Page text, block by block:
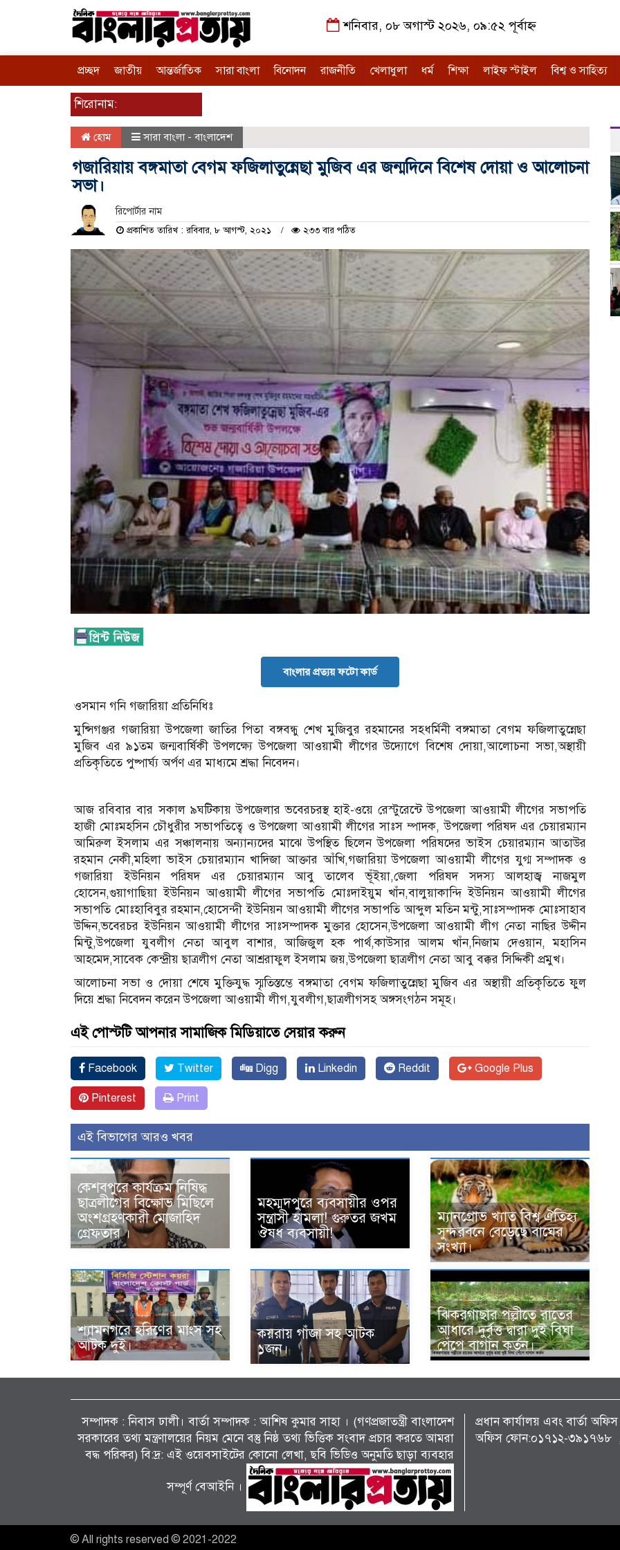
শনিবার, ০৮ অগাস্ট ২০২৬, ০৯:৫২ পূর্বাহ্ন
প্রচ্ছদ জাতীয় আন্তর্জাতিক সারা বাংলা বিনোদন রাজনীতি খেলাধুলা ধর্ম শিক্ষা লাইফ স্টাইল বিশ্ব ও সাহিত্য
শিরোনাম:
হোম সারা বাংলা - বাংলাদেশ
গজারিয়ায় বঙ্গমাতা বেগম ফজিলাতুন্নেছা মুজিব এর জন্মদিনে বিশেষ দোয়া ও আলোচনা
সভা।
রিপোর্টার নাম
প্রকাশিত তারিখ : রবিবার, ৮ আগস্ট, ২০২১ ২৩৩ বার পঠিত
বাংলার প্রত্যয় ফটো কার্ড
ওসমান গনি গজারিয়া প্রতিনিধিঃ
মুন্সিগঞ্জর গজারিয়া উপজেলা জাতির পিতা বঙ্গবন্ধু শেখ মুজিবুর রহমানের সহধর্মিনী বঙ্গমাতা বেগম ফজিলাতুন্নেছা
মুজিব এর ৯১তম জন্মবার্ষিকী উপলক্ষ্যে উপজেলা আওয়ামী লীগের উদ্যোগে বিশেষ দোয়া,আলোচনা সভা,অস্থায়ী
প্রতিকৃতিতে পুষ্পার্ঘ্য অর্পণ এর মাধ্যমে শ্রদ্ধা নিবেদন।
আজ রবিবার বার সকাল ৯ঘটিকায় উপজেলার ভবেরচরস্থ হাই-ওয়ে রেস্টুরেন্টে উপজেলা আওয়ামী লীগের সভাপতি
হাজী মোঃমহসিন চৌধুরীর সভাপতিত্বে ও উপজেলা আওয়ামী লীগের সাঃস ম্পাদক, উপজেলা পরিষদ এর চেয়ারম্যান
আমিরুল ইসলাম এর সঞ্চালনায় অন্যান্যদের মাঝে উপস্থিত ছিলেন উপজেলা পরিষদের ভাইস চেয়ারম্যান আতাউর
রহমান নেকী,মহিলা ভাইস চেয়ারম্যান খাদিজা আক্তার আঁখি,গজারিয়া উপজেলা আওয়ামী লীগের যুগ্ম সম্পাদক ও
গজারিয়া ইউনিয়ন পরিষদ এর চেয়ারম্যান আবু তালেব ভূঁইয়া,জেলা পরিষদ সদস্য আলহাজ্ব নাজমুল
হোসেন,গুয়াগাছিয়া ইউনিয়ন আওয়ামী লীগের সভাপতি মোঃদাইয়ুম খাঁন,বালুয়াকান্দি ইউনিয়ন আওয়ামী লীগের
সভাপতি মোঃহাবিবুর রহমান,হোসেন্দী ইউনিয়ন আওয়ামী লীগের সভাপতি আব্দুল মতিন মন্টু,সাঃসম্পাদক মোঃসাহাব
উদ্দিন,ভবেরচর ইউনিয়ন আওয়ামী লীগের সাঃসম্পাদক মুক্তার হোসেন,উপজেলা আওয়ামী লীগ নেতা নাছির উদ্দীন
মিন্টু,উপজেলা যুবলীগ নেতা আবুল বাশার, আজিজুল হক পার্থ,কাউসার আলম খাঁন,নিজাম দেওয়ান, মহাসিন
আহমেদ,সাবেক কেন্দ্রীয় ছাত্রলীগ নেতা আশ্ররাফুল ইসলাম জয়,উপজেলা ছাত্রলীগ নেতা আবু বক্কর সিদ্দিকী প্রমুখ।
আলোচনা সভা ও দোয়া শেষে মুক্তিযুদ্ধ স্মৃতিস্তম্ভে বঙ্গমাতা বেগম ফজিলাতুন্নেছা মুজিব এর অস্থায়ী প্রতিকৃতিতে ফুল
দিয়ে শ্রদ্ধা নিবেদন করেন উপজেলা আওয়ামী লীগ,যুবলীগ,ছাত্রলীগসহ অঙ্গসংগঠন সমূহ।
এই পোস্টটি আপনার সামাজিক মিডিয়াতে সেয়ার করুন
Facebook Twitter Digg Linkedin Reddit Google Plus
Pinterest Print
এই বিভাগের আরও খবর
কেশবপুরে কার্যক্রম নিষিদ্ধ
ছাত্রলীগের বিক্ষোভ মিছিলে
অংশগ্রহণকারী মোজাহিদ
গ্রেফতার ।
মহম্মদপুরে ব্যবসায়ীর ওপর
সন্ত্রাসী হামলা! গুরুতর জখম
ঔষধ ব্যবসায়ী!
ম্যানগ্রোভ খ্যাত বিশ্ব ঐতিহ্য
সুন্দরবনে বেড়েছে বাঘের
সংখ্যা।
শ্যামনগরে হরিণের মাংস সহ
আটক দুই।
কয়রায় গাঁজা সহ আটক
১জন।
ঝিকরগাছার পল্লীতে রাতের
আধারে দুর্বৃত্ত দ্বারা দুই বিঘা
পেঁপে বাগান কর্তন।
সম্পাদক : নিবাস ঢালী। বার্তা সম্পাদক : আশিষ কুমাৱ সাহা । (গণপ্রজাতন্ত্রী বাংলাদেশ
সরকারের তথ্য মন্ত্রণালয়ের নিয়ম মেনে বস্তু নিষ্ঠ তথ্য ভিত্তিক সংবাদ প্রচার করতে আমরা
বদ্ধ পরিকর) বি:দ্র: এই ওয়েবসাইটের কোনো লেখা, ছবি ভিডিও অনুমতি ছাড়া ব্যবহার
সম্পূর্ণ বেআইনি ।
প্রধান কার্যালয় এবং বার্তা
অফিস ফোন:০১৭১২-৩৯১৭৬৮
© All rights reserved © 2021-2022